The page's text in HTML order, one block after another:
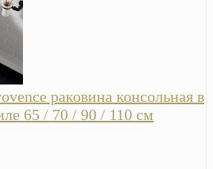
раковина консольная в
65 / 70 / 90 / 110 см